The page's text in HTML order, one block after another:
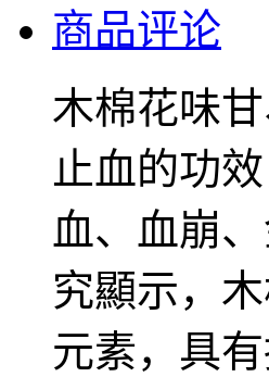
商品评论
木棉花味
止血的功
血、血崩
究顯示，
元素，具